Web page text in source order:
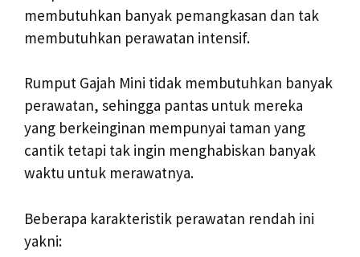
membutuhkan banyak pemangkasan dan tak
membutuhkan perawatan intensif.
Rumput Gajah Mini tidak membutuhkan banyak
perawatan, sehingga pantas untuk mereka
yang berkeinginan mempunyai taman yang
cantik tetapi tak ingin menghabiskan banyak
waktu untuk merawatnya.
Beberapa karakteristik perawatan rendah ini
yakni: